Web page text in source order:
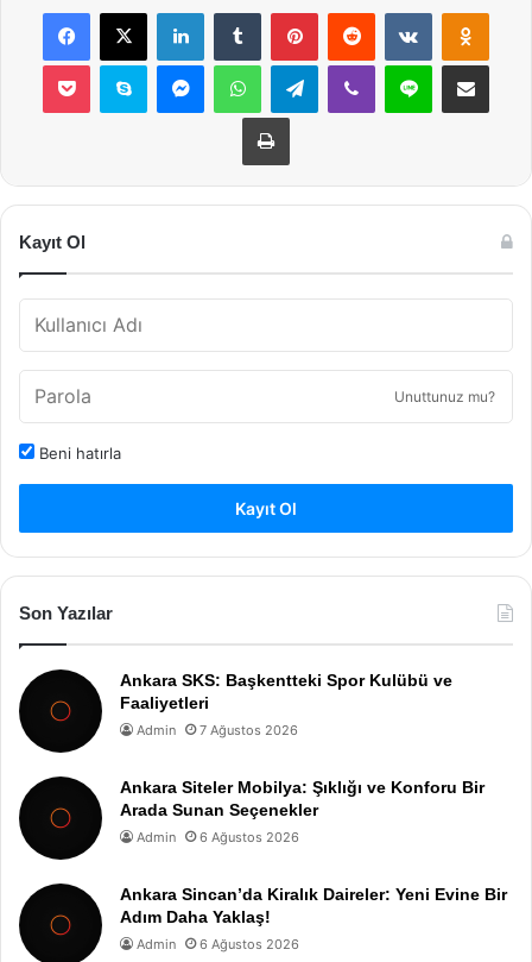
Facebook
X LinkedInTumblr PinterestReddit VKontakte
Pocket Skype MessengerWhatsAppTelegramViber Line E-Posta ile
Yazdır
Kayıt Ol
Unuttunuz mu?
Beni hatırla
Kayıt Ol
Son Yazılar
Ankara SKS: Başkentteki Spor Kulübü ve
Faaliyetleri
Admin 7 Ağustos 2026
Ankara Siteler Mobilya: Şıklığı ve Konforu Bir
Arada Sunan Seçenekler
Admin 6 Ağustos 2026
Ankara Sincan’da Kiralık Daireler: Yeni Evine Bir
Adım Daha Yaklaş!
Admin 6 Ağustos 2026